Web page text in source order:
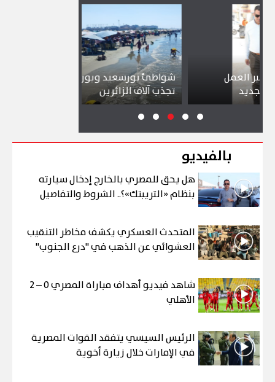
شواطئ بورسعيد وبورفؤاد وجبال الملح
تجذب آلاف الزائرين
بالفيديو
هل يحق للمصري بالخارج إدخال سيارته
بنظام «التريبتك»؟.. الشروط والتفاصيل
المتحدث العسكري يكشف مخاطر التنقيب
العشوائي عن الذهب في "درع الجنوب"
شاهد فيديو أهداف مباراة المصري 0 – 2
الأهلي
الرئيس السيسي يتفقد القوات المصرية
في الإمارات خلال زيارة أخوية